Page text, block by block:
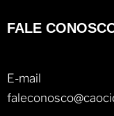
FALE
E-mail